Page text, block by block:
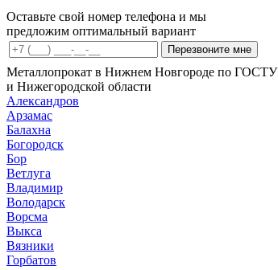
Оставьте свой номер телефона и мы
предложим оптимальный вариант
Перезвоните мне
Металлопрокат в Нижнем Новгороде по ГОСТУ
и Нижегородской области
Александров
Арзамас
Балахна
Богородск
Бор
Ветлуга
Владимир
Володарск
Ворсма
Выкса
Вязники
Горбатов